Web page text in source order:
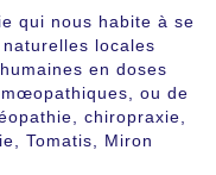
qui nous habite à se
locales
en doses
ou de
chiropraxie,
Tomatis, Miron